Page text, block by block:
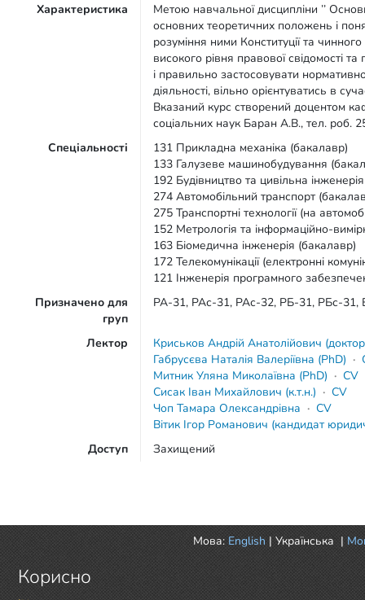
Характеристика
Метою навчальної дисципліни ’’
основних теоретичних положень і
розуміння ними Конституції та
високого рівня правової свідомості
і правильно застосовувати
діяльності, вільно орієнтуватись в
Вказаний курс створений доцентом
соціальних наук Баран А.В., тел. роб.
Спеціальності
131 Прикладна механіка (бакалавр)
133 Галузеве машинобудування
192 Будівництво та цивільна
274 Автомобільний транспорт
275 Транспортні технології (на
152 Метрологія та інформаційно-
163 Біомедична інженерія (бакалавр)
172 Телекомунікації (електронні
121 Інженерія програмного
Призначено для
груп
РА-31, РАс-31, РАс-32, РБ-31, РБс-
Лектор
Криськов Андрій Анатолійович
Габрусєва Наталія Валеріївна (PhD) ·
Митник Уляна Миколаївна (PhD) · CV
Сисак Іван Михайлович (к.т.н.) · CV
Чоп Тамара Олександрівна · CV
Вітик Ігор Романович (кандидат
Доступ
Захищений
Мова: English | Українська |
Корисно